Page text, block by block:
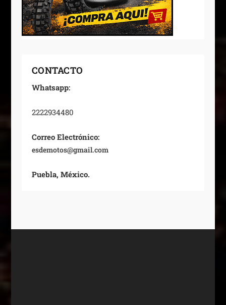
CONTACTO
Whatsapp:
2222934480
Correo Electrónico:
esdemotos@gmail.com
Puebla, México.